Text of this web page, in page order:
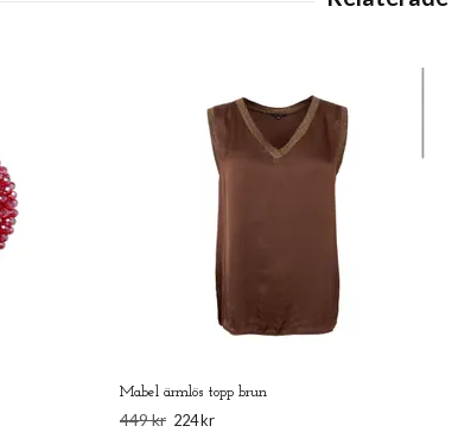
Mabel ärmlös topp brun
449 kr 224 kr